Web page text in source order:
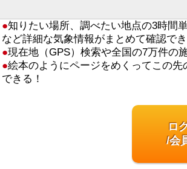
●知りたい場所、調べたい地点の3時間
など詳細な気象情報がまとめて確認でき
●現在地（GPS）検索や全国の7万件の
●絵本のようにページをめくってこの
できる！
ロ
/会